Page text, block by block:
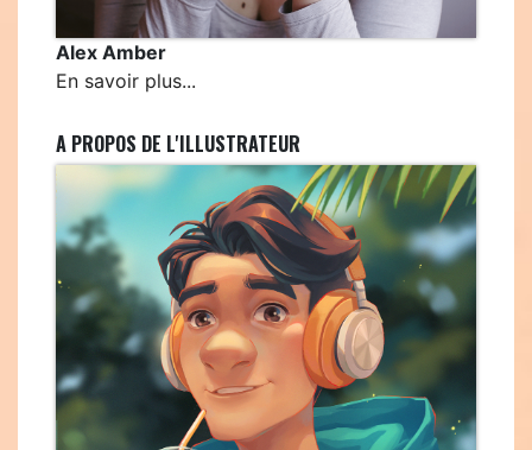
Alex Amber
En savoir plus...
A PROPOS DE L'ILLUSTRATEUR